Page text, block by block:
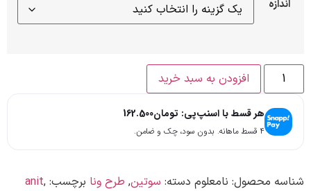
افزودن به سبد خرید
هر قسط با اسنپ‌پی:تومان162.500
۴ قسط ماهانه. بدون سود، چک و ضامن.
محصول:نامعلوم دسته: سوتین ,طرح ونا برچسب:anit,